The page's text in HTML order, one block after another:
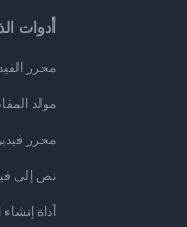
أدوات
محرر
مولد
محرر
نص إلى
أداة